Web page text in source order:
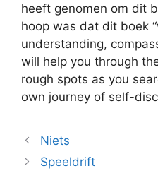
heeft genomen om dit
hoop was dat dit boek
understanding,
will help you through
rough spots as you
own journey of self-
Niets
Speeldrift